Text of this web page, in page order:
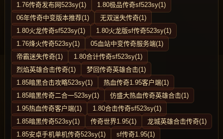
1.76传奇发布网523sy(1)
1.80极品传奇sf523sy(1)
06年传奇中变版本推荐(1)
无双迷失传奇(1)
1.80火龙传奇sf523sy(1)
1.80火龙版sf传奇523sy(1)
1.76烽火传奇523sy(1)
05血站中变传奇服务端(1)
帝霸迷失传奇(1)
1.80合计传奇sf523sy(1)
烈焰英雄合击传奇(1)
梦回传奇英雄合击(1)
1.85暗黑合击攻略523sy(1)
热血传奇1.95客户端(1)
1.85暗黑传奇二合一523sy(1)
仿盛大热血传奇英雄合击(1)
1.95热血传奇客户端(1)
1.80合击传奇sf523sy(1)
1.85暗黑传奇523sy(1)
传奇世界1.95(1)
龙城英雄合击传奇(1)
1.85安卓手机单机传奇523sy(1)
sf传奇1.95(1)